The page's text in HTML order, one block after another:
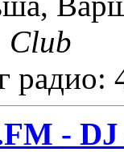
радио:
- DJ